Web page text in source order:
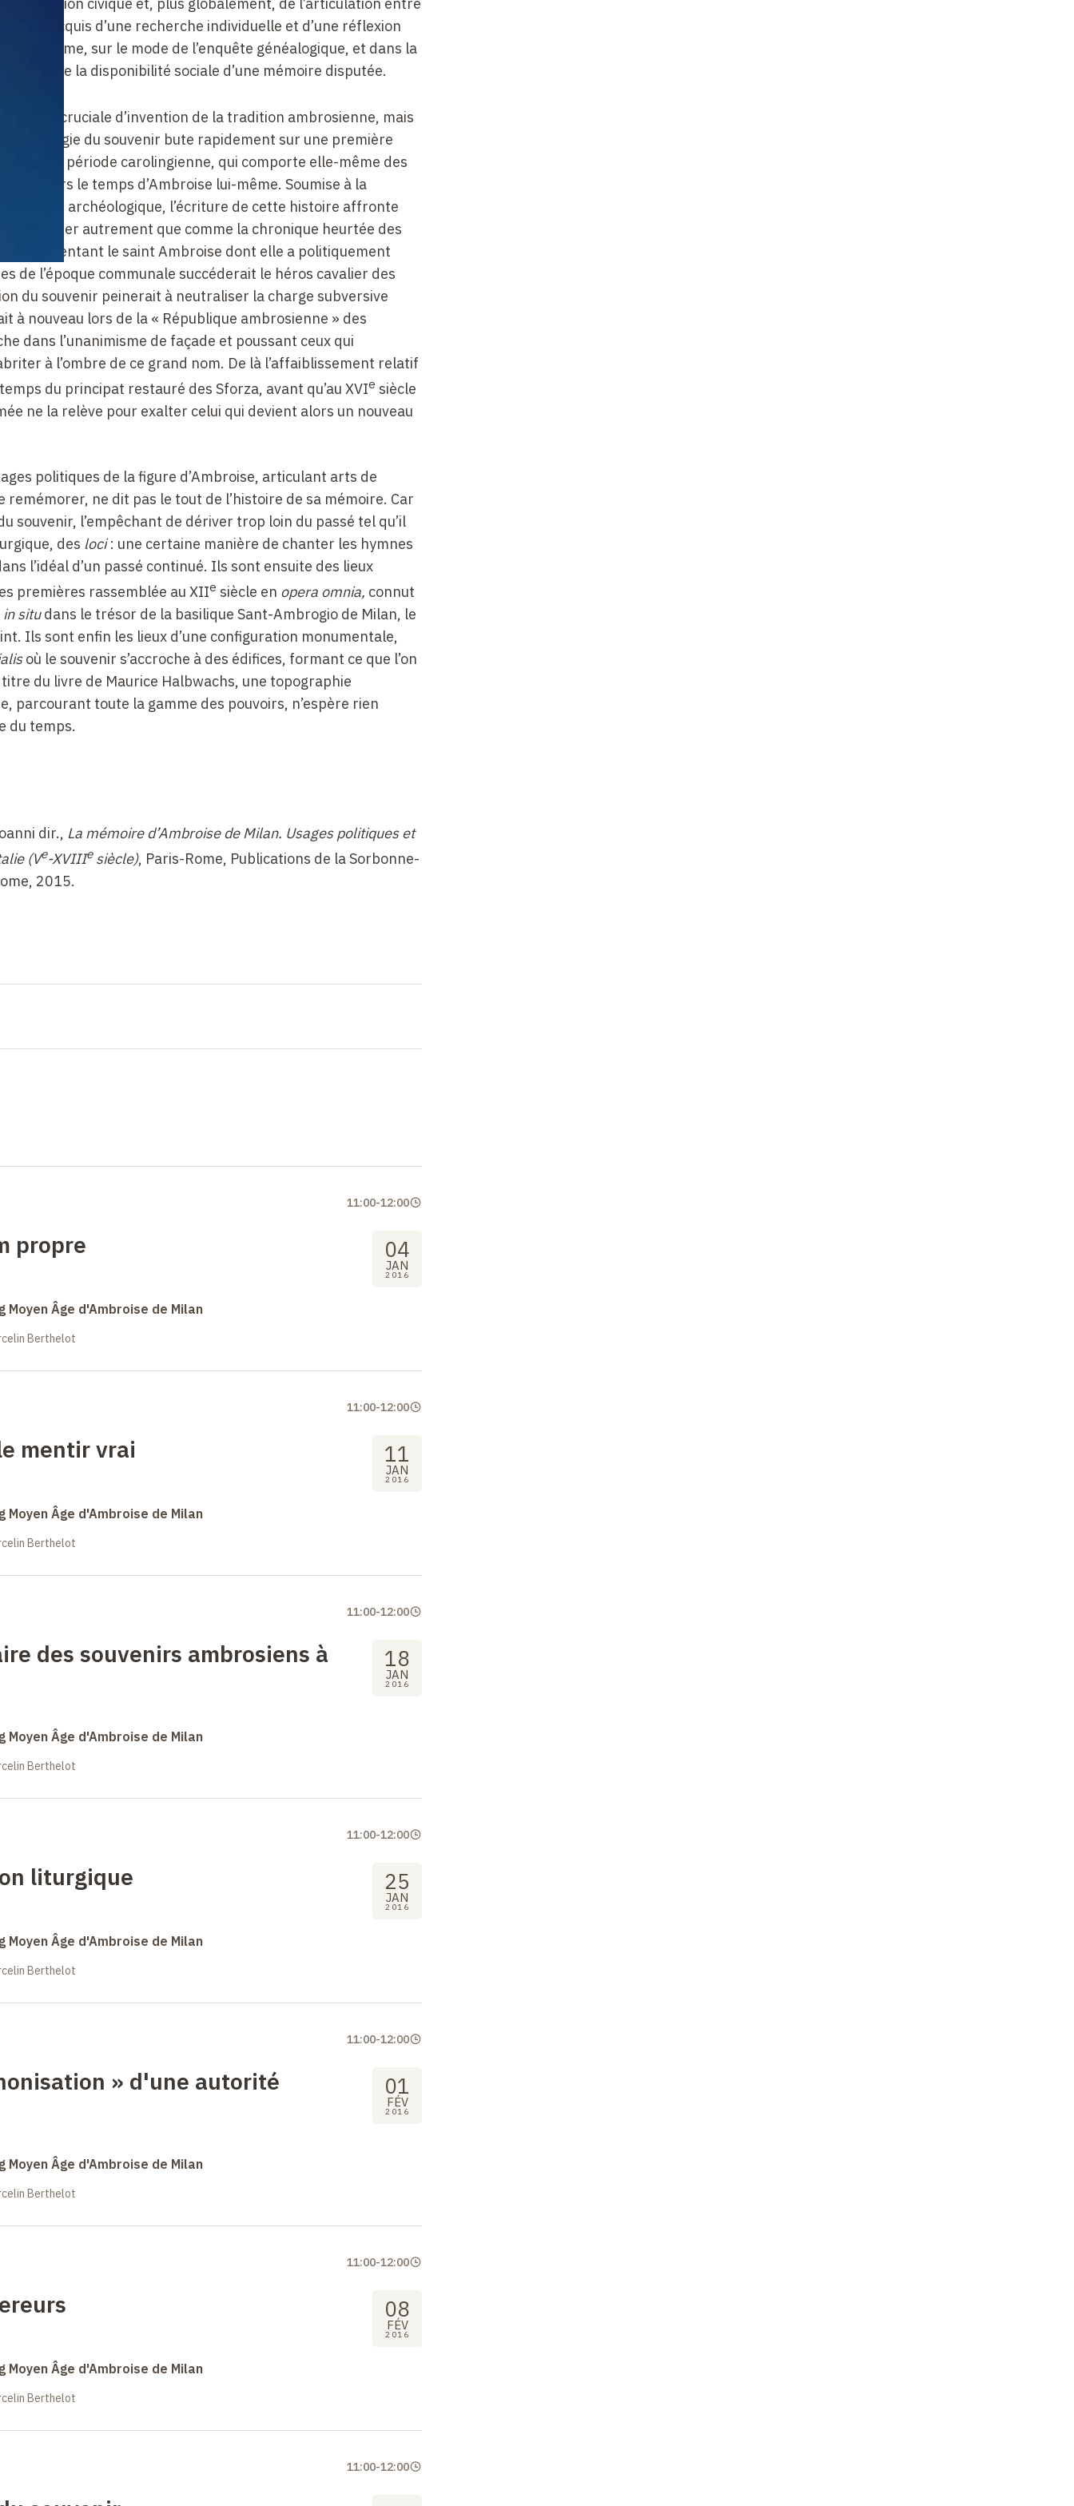
de religion civique et, plus globalement, de l’articulation entre
les acquis d’une recherche individuelle et d’une réflexion
en forme, sur le mode de l’enquête généalogique, et dans la
de la disponibilité sociale d’une mémoire disputée.
cruciale d’invention de la tradition ambrosienne, mais
du souvenir bute rapidement sur une première
la période carolingienne, qui comporte elle-même des
vers le temps d’Ambroise lui-même. Soumise à la
le motif archéologique, l’écriture de cette histoire affronte
raconter autrement que comme la chronique heurtée des
inventant le saint Ambroise dont elle a politiquement
de l’époque communale succéderait le héros cavalier des
du souvenir peinerait à neutraliser la charge subversive
à nouveau lors de la « République ambrosienne » des
dans l’unanimisme de façade et poussant ceux qui
à l’ombre de ce grand nom. De là l’affaiblissement relatif
du principat restauré des Sforza, avant qu’au XVIe siècle
ne la relève pour exalter celui qui devient alors un nouveau
politiques de la figure d’Ambroise, articulant arts de
ne dit pas le tout de l’histoire de sa mémoire. Car
souvenir, l’empêchant de dériver trop loin du passé tel qu’il
des loci: une certaine manière de chanter les hymnes
l’idéal d’un passé continué. Ils sont ensuite des lieux
premières rassemblée au XIIe siècle en opera omnia, connut
in situdans le trésor de la basilique Sant-Ambrogio de Milan, le
Ils sont enfin les lieux d’une configuration monumentale,
où le souvenir s’accroche à des édifices, formant ce que l’on
du livre de Maurice Halbwachs, une topographie
parcourant toute la gamme des pouvoirs, n’espère rien
du temps.
dir., La mémoire d’Ambroise de Milan. Usages politiques et
(Ve-XVIIIe siècle), Paris-Rome, Publications de la Sorbonne-
2015.
propre 04
JAN
2016
11:00-12:00
Âge d'Ambroise de Milan
Berthelot
mentir vrai 11
JAN
2016
11:00-12:00
Âge d'Ambroise de Milan
Berthelot
des souvenirs ambrosiens à 18
JAN
2016
11:00-12:00
Âge d'Ambroise de Milan
Berthelot
liturgique 25
JAN
2016
11:00-12:00
Âge d'Ambroise de Milan
Berthelot
» d'une autorité 01
FÉV
2016
11:00-12:00
Âge d'Ambroise de Milan
Berthelot
08
FÉV
2016
11:00-12:00
Âge d'Ambroise de Milan
Berthelot
11:00-12:00